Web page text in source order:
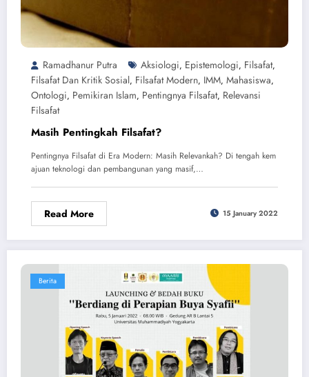
Ramadhanur Putra Aksiologi, Epistemologi, Filsafat,
Filsafat Dan Kritik Sosial, Filsafat Modern, IMM, Mahasiswa,
Ontologi, Pemikiran Islam, Pentingnya Filsafat, Relevansi
Filsafat
Masih Pentingkah Filsafat?
Pentingnya Filsafat di Era Modern: Masih Relevankah? Di tengah kem
ajuan teknologi dan pembangunan yang masif,…
Read More 15 January 2022
Berita